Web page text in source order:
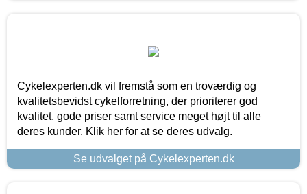
Cykelexperten.dk vil fremstå som en troværdig og
kvalitetsbevidst cykelforretning, der prioriterer god
kvalitet, gode priser samt service meget højt til alle
deres kunder. Klik her for at se deres udvalg.
Se udvalget på Cykelexperten.dk